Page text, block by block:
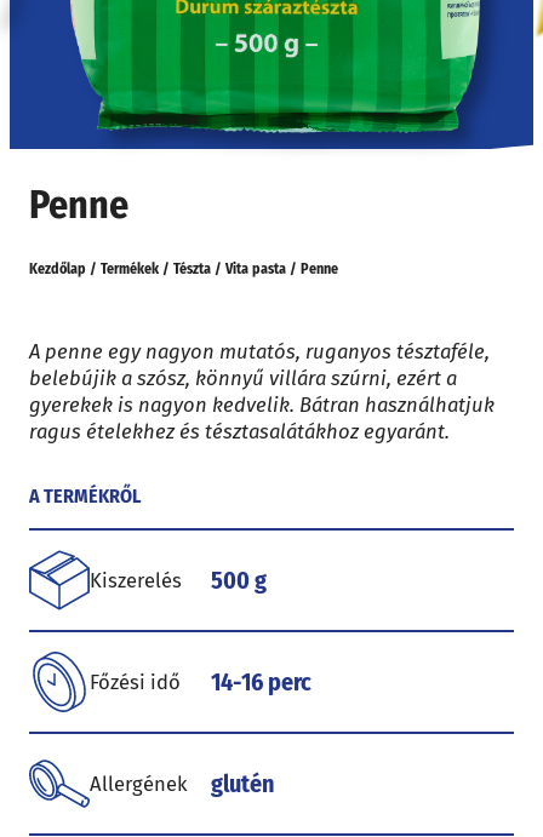
Penne
Kezdőlap / Termékek / Tészta / Vita pasta / Penne
A penne egy nagyon mutatós, ruganyos tésztaféle,
belebújik a szósz, könnyű villára szúrni, ezért a
gyerekek is nagyon kedvelik. Bátran használhatjuk
ragus ételekhez és tésztasalátákhoz egyaránt.
A TERMÉKRŐL
Kiszerelés 500 g
Főzési idő 14-16 perc
Allergének glutén